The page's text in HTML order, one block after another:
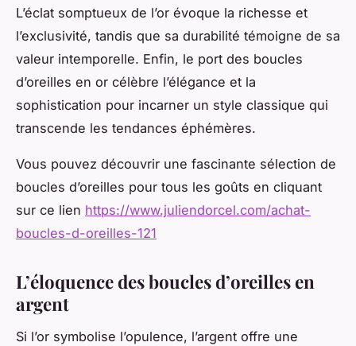
L’éclat somptueux de l’or évoque la richesse et
l’exclusivité, tandis que sa durabilité témoigne de sa
valeur intemporelle. Enfin, le port des boucles
d’oreilles en or célèbre l’élégance et la
sophistication pour incarner un style classique qui
transcende les tendances éphémères.
Vous pouvez découvrir une fascinante sélection de
boucles d’oreilles pour tous les goûts en cliquant
sur ce lien https://www.juliendorcel.com/achat-
boucles-d-oreilles-121
L’éloquence des boucles d’oreilles en
argent
Si l’or symbolise l’opulence, l’argent offre une